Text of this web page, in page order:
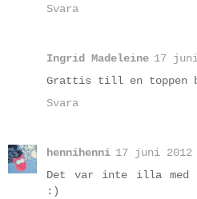
Svara
Ingrid Madeleine 17
Grattis till en toppen
Svara
hennihenni 17 juni
Det var inte illa med
:)